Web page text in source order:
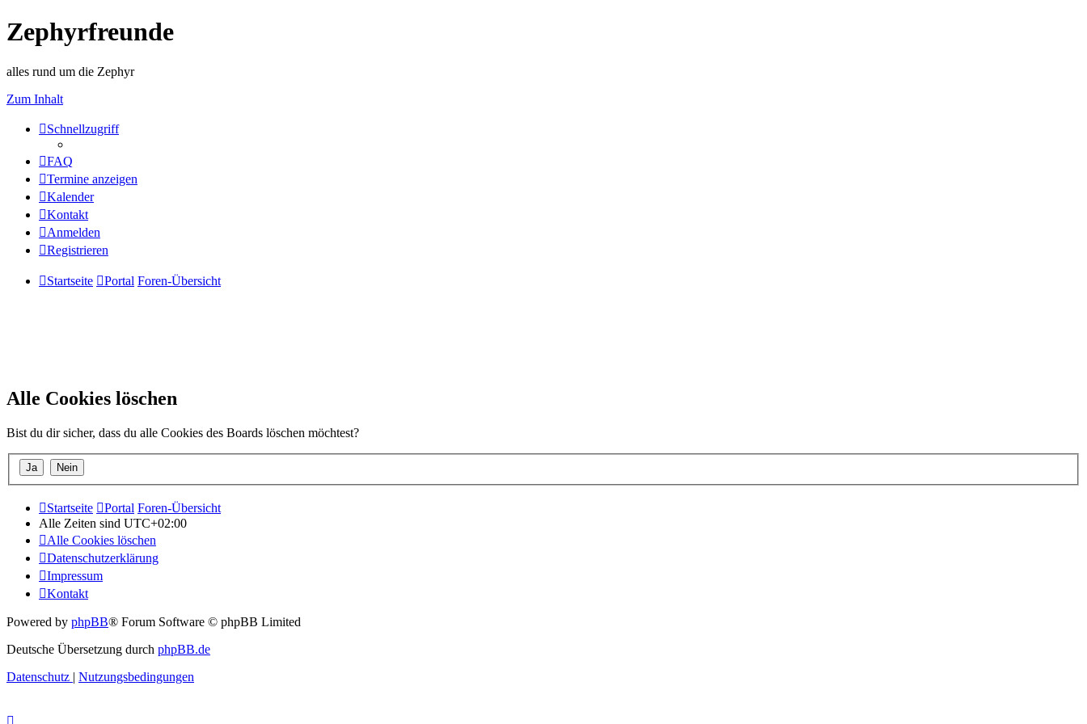
Zephyrfreunde
alles rund um die Zephyr
Zum Inhalt
Schnellzugriff
FAQ
Termine anzeigen
Kalender
Kontakt
Anmelden
Registrieren
Startseite Portal Foren-Übersicht
Alle Cookies löschen
Bist du dir sicher, dass du alle Cookies des Boards löschen möchtest?
Startseite Portal Foren-Übersicht
Alle Zeiten sind UTC+02:00
Alle Cookies löschen
Datenschutzerklärung
Impressum
Kontakt
Powered by phpBB® Forum Software © phpBB Limited
Deutsche Übersetzung durch phpBB.de
Datenschutz | Nutzungsbedingungen